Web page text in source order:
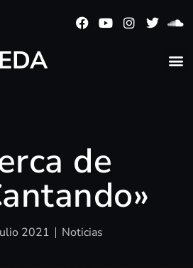
de
2021 Noticias